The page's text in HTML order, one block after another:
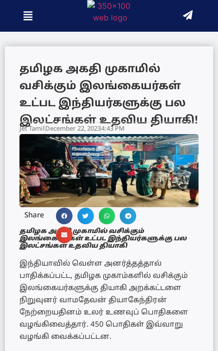
தமிழக அகதி முகாமில்
வசிக்கும் இலங்கையர்கள்
உட்பட இந்தியர்களுக்கு பல
இலட்சங்கள் உதவிய தியாகி!
Jet TamilDecember 22, 20234:43 PM
Share
தமிழக அகதி முகாமில் வசிக்கும்
இலங்கையர்கள் உட்பட இந்தியர்களுக்கு பல
இலட்சங்கள் உதவிய தியாகி
இந்தியாவில் வெள்ள அனர்த்தத்தால்
பாதிக்கப்பட்ட, தமிழக முகாம்களில் வசிக்கும்
இலங்கையர்களுக்கு தியாகி அறக்கட்டளை
நிறுவுனர் வாமதேவன் தியாகேந்திரன்
நேற்றையதினம் உலர் உணவுப் பொதிகளை
வழங்கிவைத்தார். 450 பொதிகள் இவ்வாறு
வழங்கி வைக்கப்பட்டன.